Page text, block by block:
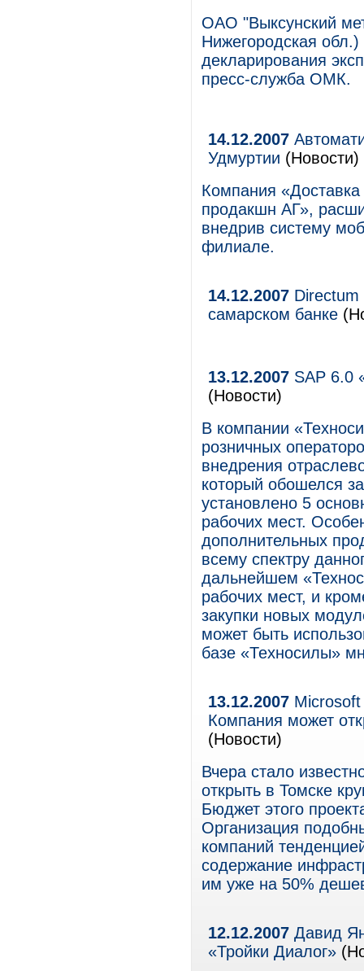
ОАО "Выксунский
Нижегородская
декларирования
пресс-служба ОМК.
14.12.2007
Удмуртии (Новости)
Компания
продакшн АГ»,
внедрив систему
филиале.
14.12.2007 Directum
самарском банке
13.12.2007 SAP 6.0
(Новости)
В компании
розничных
внедрения
который обошелся
установлено 5
рабочих мест.
дополнительных
всему спектру
дальнейшем
рабочих мест, и
закупки новых
может быть
базе «Техносилы»
13.12.2007 Microsoft
Компания может
(Новости)
Вчера стало
открыть в Томске
Бюджет этого
Организация
компаний
содержание
им уже на 50%
12.12.2007 Давид
«Тройки Диалог»